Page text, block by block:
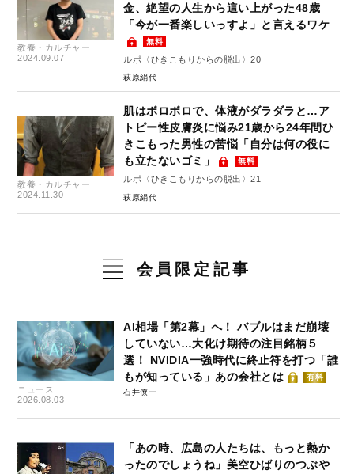
教養・カルチャー
2024.09.07
金、絶望の人生から這い上がった48歳
「今が一番楽しいっすよ」と言えるワケ
無料
ルポ〈ひきこもりからの脱出〉20
萩原絹代
教養・カルチャー
2024.11.30
肌はボロボロで、体液がダラダラと…ア
トピー性皮膚炎に悩み21歳から24年間ひ
きこもった男性の苦悩「自分は何の役に
も立たないゴミ」
無料
ルポ〈ひきこもりからの脱出〉21
萩原絹代
会員限定記事
ニュース
2026.08.03
AI相場「第2幕」へ！ バブルはまだ崩壊
していない…大化け期待の注目銘柄５
選！ NVIDIA一強時代に終止符を打つ「誰
もが知っている」あの会社とは
有料
石井僚一
「あの時、広島の人たちは、もっと熱か
ったのでしょうね」美空ひばりのつぶや